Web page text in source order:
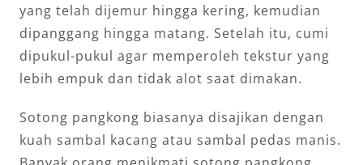
yang telah dijemur hingga kering, kemudian
dipanggang hingga matang. Setelah itu, cumi
dipukul-pukul agar memperoleh tekstur yang
lebih empuk dan tidak alot saat dimakan.
Sotong pangkong biasanya disajikan dengan
kuah sambal kacang atau sambal pedas manis.